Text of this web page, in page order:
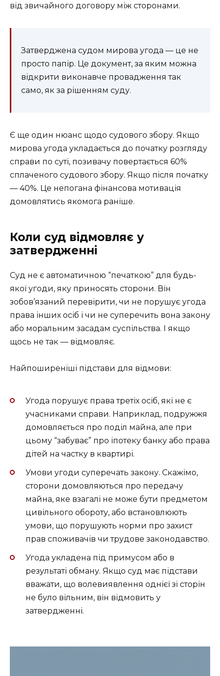
від звичайного договору між сторонами.
Затверджена судом мирова угода — це не
просто папір. Це документ, за яким можна
відкрити виконавче провадження так
само, як за рішенням суду.
Є ще один нюанс щодо судового збору. Якщо
мирова угода укладається до початку розгляду
справи по суті, позивачу повертається 60%
сплаченого судового збору. Якщо після початку
— 40%. Це непогана фінансова мотивація
домовлятись якомога раніше.
Коли суд відмовляє у
затвердженні
Суд не є автоматичною “печаткою” для будь-
якої угоди, яку приносять сторони. Він
зобов’язаний перевірити, чи не порушує угода
права інших осіб і чи не суперечить вона закону
або моральним засадам суспільства. І якщо
щось не так — відмовляє.
Найпоширеніші підстави для відмови:
Угода порушує права третіх осіб, які не є
учасниками справи. Наприклад, подружжя
домовляється про поділ майна, але при
цьому “забуває” про іпотеку банку або права
дітей на частку в квартирі.
Умови угоди суперечать закону. Скажімо,
сторони домовляються про передачу
майна, яке взагалі не може бути предметом
цивільного обороту, або встановлюють
умови, що порушують норми про захист
прав споживачів чи трудове законодавство.
Угода укладена під примусом або в
результаті обману. Якщо суд має підстави
вважати, що волевиявлення однієї зі сторін
не було вільним, він відмовить у
затвердженні.